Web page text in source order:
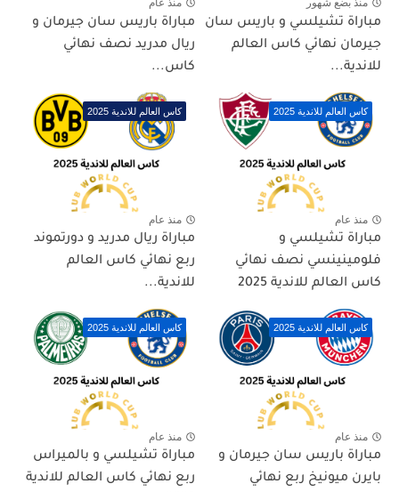
منذ بضع شهور
مباراة تشيلسي و باريس سان
جيرمان نهائي كاس العالم
للاندية...
منذ عام
مباراة باريس سان جيرمان و
ريال مدريد نصف نهائي
كاس...
كاس العالم للاندية 2025
منذ عام
مباراة تشيلسي و
فلومينينسي نصف نهائي
كاس العالم للاندية 2025
كاس العالم للاندية 2025
منذ عام
مباراة ريال مدريد و دورتموند
ربع نهائي كاس العالم
للاندية...
كاس العالم للاندية 2025
منذ عام
مباراة باريس سان جيرمان و
بايرن ميونيخ ربع نهائي
كاس العالم للاندية 2025
منذ عام
مباراة تشيلسي و بالميراس
ربع نهائي كاس العالم للاندية